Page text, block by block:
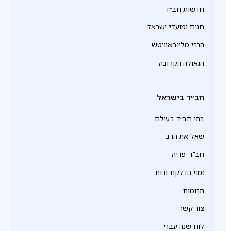
חדשות חב״ד
חגים ומועדי ישראל
הרבי מליובאוויטש
הגאולה הקרובה
חב״ד בישראל
בתי חב״ד בעולם
שאל את הרב
חב"ד-פדיה
זמני הדלקת נרות
תרומות
צור קשר
לוח שנה עברי